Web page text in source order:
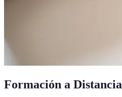
Formación a Distancia